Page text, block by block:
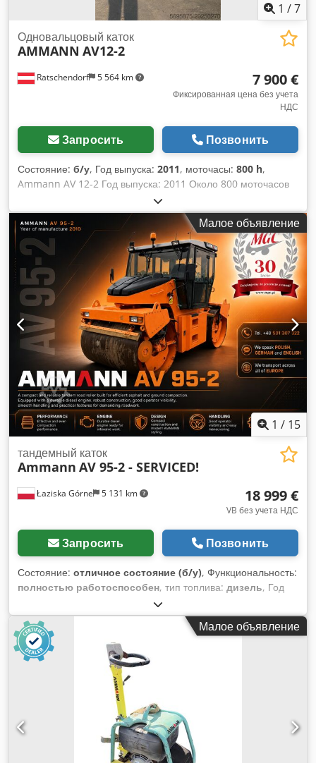
1 /7
Ratschendorf 5 564 km
Одновальцовый каток
AMMANN AV12-2
7 900 €
Фиксированная цена без учета
НДС
Запросить Позвонить
Состояние: б/у, Год выпуска: 2011, моточасы: 800 h,
Ammann AV 12-2 Год выпуска: 2011 Около 800 моточасов
Недавно проведено техническое обслуживание В отличном
состоянии Djdpfx Ajxl Uy Tjkhsck Возможна доставка по
всему миру!
Малое объявление
1 / 15
Łaziska Górne 5 131 km
тандемный каток
Ammann AV 95-2 - SERVICED!
18 999 €
VB без учета НДС
Запросить Позвонить
Состояние: отличное состояние (б/у), Функциональность:
полностью работоспособен, тип топлива: дизель, Год
4 408 h
бортовой компьютер, гидравлика захвата,
дополнительные фары, низкий уровень шума, полный
привод , Продается дорожный каток, приобретенный у
первого владельца, который эксплуатировался в Дании.
Техника регулярно обслуживалась, работает без проблем.
Каток был проверен и подготовлен к продаже нашей
компанией. Каток имеет всего 4408 моточасов, что видно
по износу вальцов и состоянию всей машины! Дата
производства — декабрь 2010 года, фактическая
эксплуатация началась только весной 2011 года! - Мы
Малое объявление